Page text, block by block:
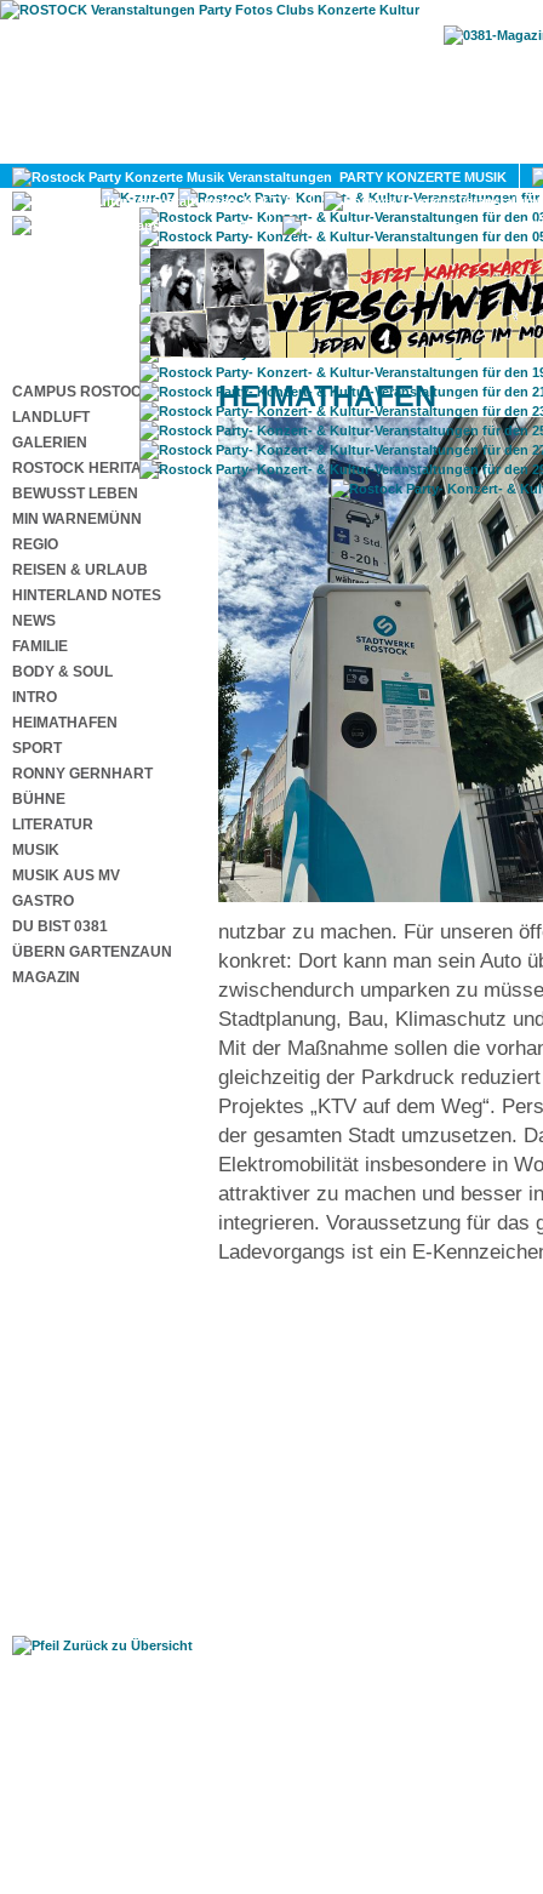
PARTY KONZERTE MUSIK
KULTUR
GAY
CAMPUS ROSTOCK
LANDLUFT
GALERIEN
ROSTOCK HERITAGE
BEWUSST LEBEN
MIN WARNEMÜNN
REGIO
REISEN & URLAUB
HINTERLAND NOTES
NEWS
FAMILIE
BODY & SOUL
INTRO
HEIMATHAFEN
SPORT
RONNY GERNHART
BÜHNE
LITERATUR
MUSIK
MUSIK AUS MV
GASTRO
DU BIST 0381
ÜBERN GARTENZAUN
MAGAZIN
HEIMATHAFEN
nutzbar zu machen. Für unseren
konkret: Dort kann man sein Auto
zwischendurch umparken zu
Stadtplanung, Bau, Klimaschutz
Mit der Maßnahme sollen die
gleichzeitig der Parkdruck
Projektes „KTV auf dem Weg“.
der gesamten Stadt umzusetzen.
Elektromobilität insbesondere in
attraktiver zu machen und besser
integrieren. Voraussetzung für das
Ladevorgangs ist ein E-
Zurück zu Übersicht